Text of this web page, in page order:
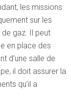
les missions
sur les
de gaz. Il peut
en place des
d’une salle de
il doit assurer la
qu’il a